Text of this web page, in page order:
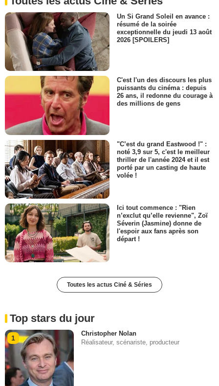
Un Si Grand Soleil en avance :
résumé de la soirée
exceptionnelle du jeudi 13 août
2026 [SPOILERS]
C'est l'un des discours les plus
puissants du cinéma : depuis
26 ans, il redonne du courage à
des millions de gens
"C’est du grand Eastwood !" :
noté 3,9 sur 5, c'est le meilleur
thriller de l'année 2024 et il est
porté par un casting de haute
volée !
Ici tout commence : "Rien
n’exclut qu’elle revienne", Zoï
Séverin (Jasmine) donne de
l'espoir aux fans après son
départ !
Toutes les actus Ciné & Séries
Top stars du jour
1
Christopher Nolan
Réalisateur, scénariste, producteur